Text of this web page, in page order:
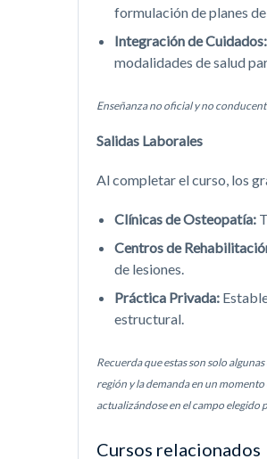
formulación de planes
Integración de Cuidados:
modalidades de salud
Enseñanza no oficial y no
Salidas Laborales
Al completar el curso, los
Clínicas de Osteopatía:
Centros de
de lesiones.
Práctica Privada:
estructural.
Recuerda que estas son solo
región y la demanda en un
actualizándose en el campo
Cursos relacionados